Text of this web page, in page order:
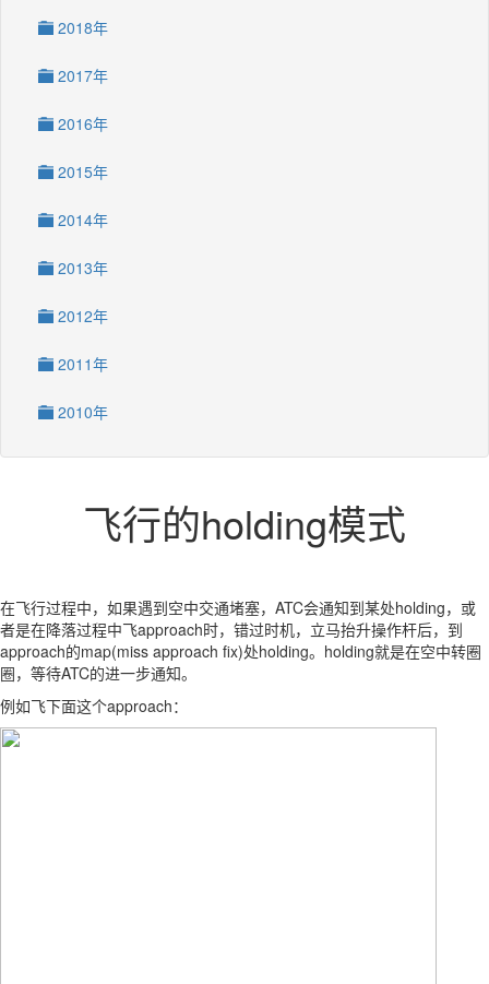
2018年
2017年
2016年
2015年
2014年
2013年
2012年
2011年
2010年
飞行的holding模式
在飞行过程中，如果遇到空中交通堵塞，ATC会通知到某处holding，或
者是在降落过程中飞approach时，错过时机，立马抬升操作杆后，到
approach的map(miss approach fix)处holding。holding就是在空中转圈
圈，等待ATC的进一步通知。
例如飞下面这个approach：